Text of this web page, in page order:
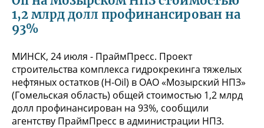
1,2 млрд долл профинансирован на
93%
МИНСК, 24 июля - ПраймПресс. Проект
строительства комплекса гидрокрекинга тяжелых
нефтяных остатков (H-Oil) в ОАО «Мозырский НПЗ»
(Гомельская область) общей стоимостью 1,2 млрд
долл профинансирован на 93%, сообщили
агентству ПраймПресс в администрации НПЗ.